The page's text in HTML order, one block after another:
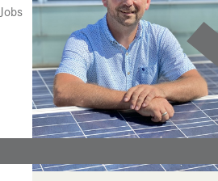
Jobs